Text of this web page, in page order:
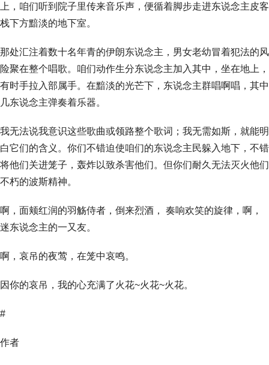
上，咱们听到院子里传来音乐声，便循着脚步走进东说念主皮客
栈下方黯淡的地下室。
那处汇注着数十名年青的伊朗东说念主，男女老幼冒着犯法的风
险聚在整个唱歌。咱们动作生分东说念主加入其中，坐在地上，
有时手拉入部属手。在黯淡的光芒下，东说念主群唱啊唱，其中
几东说念主弹奏着乐器。
我无法说我意识这些歌曲或领路整个歌词；我无需如斯，就能明
白它们的含义。你们不错迫使咱们的东说念主民躲入地下，不错
将他们关进笼子，轰炸以致杀害他们。但你们耐久无法灭火他们
不朽的波斯精神。
啊，面颊红润的羽觞侍者，倒来烈酒， 奏响欢笑的旋律，啊，
迷东说念主的一又友。
啊，哀吊的夜莺，在笼中哀鸣。
因你的哀吊，我的心充满了火花~火花~火花。
#
作者